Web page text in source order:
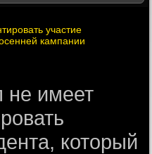
участие
кампании
не имеет
который